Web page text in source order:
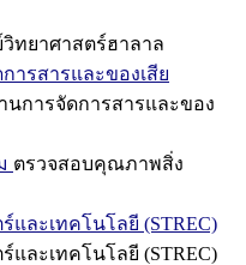
ทยาศาสตร์ฮาลาล
ารสารและของเสีย
นการจัดการสารและของ
ตรวจสอบคุณภาพสิ่ง
และเทคโนโลยี (STREC)
และเทคโนโลยี (STREC)